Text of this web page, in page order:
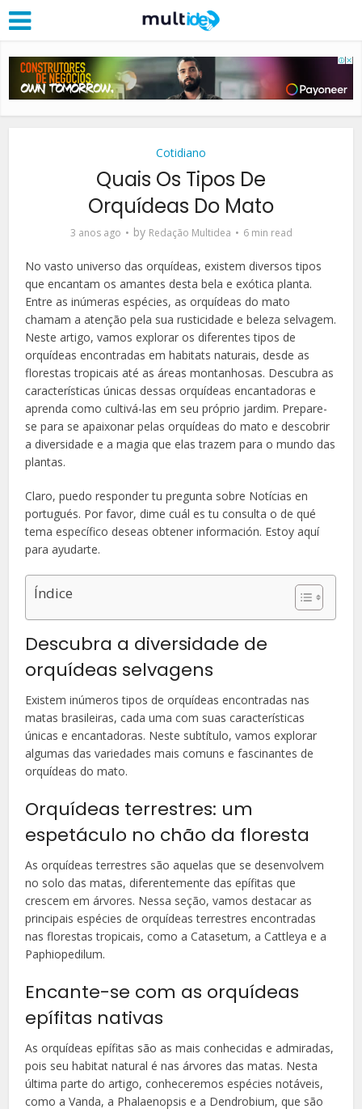
Cotidiano
Quais Os Tipos De
Orquídeas Do Mato
3 anos ago by Redação Multidea 6 min read
No vasto universo das orquídeas, existem diversos tipos
que encantam os amantes desta bela e exótica planta.
Entre as inúmeras espécies, as orquídeas do mato
chamam a atenção pela sua rusticidade e beleza selvagem.
Neste artigo, vamos explorar os diferentes tipos de
orquídeas encontradas em habitats naturais, desde as
florestas tropicais até as áreas montanhosas. Descubra as
características únicas dessas orquídeas encantadoras e
aprenda como cultivá-las em seu próprio jardim. Prepare-
se para se apaixonar pelas orquídeas do mato e descobrir
a diversidade e a magia que elas trazem para o mundo das
plantas.
Claro, puedo responder tu pregunta sobre Notícias en
portugués. Por favor, dime cuál es tu consulta o de qué
tema específico deseas obtener información. Estoy aquí
para ayudarte.
Índice
Descubra a diversidade de
orquídeas selvagens
Existem inúmeros tipos de orquídeas encontradas nas
matas brasileiras, cada uma com suas características
únicas e encantadoras. Neste subtítulo, vamos explorar
algumas das variedades mais comuns e fascinantes de
orquídeas do mato.
Orquídeas terrestres: um
espetáculo no chão da floresta
As orquídeas terrestres são aquelas que se desenvolvem
no solo das matas, diferentemente das epífitas que
crescem em árvores. Nessa seção, vamos destacar as
principais espécies de orquídeas terrestres encontradas
nas florestas tropicais, como a Catasetum, a Cattleya e a
Paphiopedilum.
Encante-se com as orquídeas
epífitas nativas
As orquídeas epífitas são as mais conhecidas e admiradas,
pois seu habitat natural é nas árvores das matas. Nesta
última parte do artigo, conheceremos espécies notáveis,
como a Vanda, a Phalaenopsis e a Dendrobium, que são